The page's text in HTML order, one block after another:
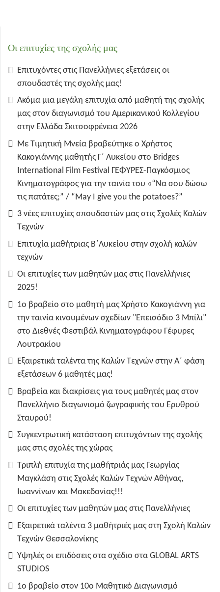
Οι επιτυχίες της σχολής μας
Επιτυχόντες στις Πανελλήνιες εξετάσεις οι
σπουδαστές της σχολής μας!
Ακόμα μια μεγάλη επιτυχία από μαθητή της σχολής
μας στον διαγωνισμό του Αμερικανικού Κολλεγίου
στην Ελλάδα Σκιτσοφρένεια 2026
Με Τιμητική Μνεία βραβεύτηκε ο Χρήστος
Κακογιάννης μαθητής Γ΄ Λυκείου στο Bridges
International Film Festival ΓΕΦΥΡΕΣ-Παγκόσμιος
Κινηματογράφος για την ταινία του «“Να σου δώσω
τις πατάτες;” / “May I give you the potatoes?”
3 νέες επιτυχίες σπουδαστών μας στις Σχολές Καλών
Τεχνών
Επιτυχία μαθήτριας Β΄Λυκείου στην σχολή καλών
τεχνών
Οι επιτυχίες των μαθητών μας στις Πανελλήνιες
2025!
1ο βραβείο στο μαθητή μας Χρήστο Κακογιάννη για
την ταινία κινουμένων σχεδίων "Επεισόδιο 3 Μπίλι"
στο Διεθνές Φεστιβάλ Κινηματογράφου Γέφυρες
Λουτρακίου
Εξαιρετικά ταλέντα της Καλών Τεχνών στην Α΄ φάση
εξετάσεων 6 μαθητές μας!
Βραβεία και διακρίσεις για τους μαθητές μας στον
Πανελλήνιο διαγωνισμό ζωγραφικής του Ερυθρού
Σταυρού!
Συγκεντρωτική κατάσταση επιτυχόντων της σχολής
μας στις σχολές της χώρας
Τριπλή επιτυχία της μαθήτριάς μας Γεωργίας
Μαγκλάση στις Σχολές Καλών Τεχνών Αθήνας,
Ιωαννίνων και Μακεδονίας!!!
Οι επιτυχίες των μαθητών μας στις Πανελλήνιες
Εξαιρετικά ταλέντα 3 μαθήτριές μας στη Σχολή Καλών
Τεχνών Θεσσαλονίκης
Υψηλές οι επιδόσεις στα σχέδιο στα GLOBAL ARTS
STUDIOS
1ο βραβείο στον 10ο Μαθητικό Διαγωνισμό